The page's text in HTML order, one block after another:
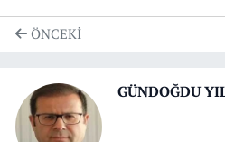
ÖNCEKI
GÜNDOĞDU